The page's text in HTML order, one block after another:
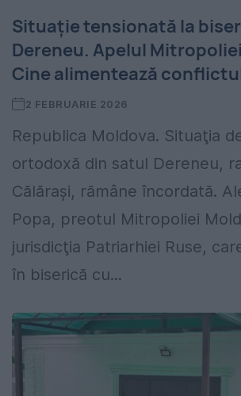
Situaţie tensionată la
Dereneu. Apelul
Cine alimentează
2 FEBRUARIE 2026
Republica Moldova. Situaţia
ortodoxă din satul Dereneu,
Călăraşi, rămâne încordată.
Popa, preotul Mitropoliei
jurisdicţia Patriarhiei Ruse,
în biserică cu...